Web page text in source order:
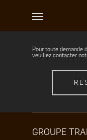
Pour toute demande
veuillez contacter
GROUPE